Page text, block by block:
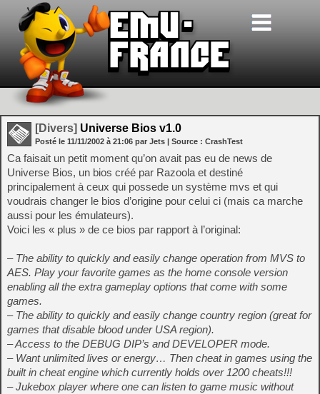
[Divers] Universe Bios v1.0
Posté le 11/11/2002 à 21:06 par Jets | Source : CrashTest
Ca faisait un petit moment qu’on avait pas eu de news de
Universe Bios, un bios créé par Razoola et destiné
principalement à ceux qui possede un système mvs et qui
voudrais changer le bios d’origine pour celui ci (mais ca marche
aussi pour les émulateurs).
Voici les « plus » de ce bios par rapport à l’original:
– The ability to quickly and easily change operation from MVS to
AES. Play your favorite games as the home console version
enabling all the extra gameplay options that come with some
games.
– The ability to quickly and easily change country region (great for
games that disable blood under USA region).
– Access to the DEBUG DIP’s and DEVELOPER mode.
– Want unlimited lives or energy… Then cheat in games using the
built in cheat engine which currently holds over 1200 cheats!!!
– Jukebox player where one can listen to game music without